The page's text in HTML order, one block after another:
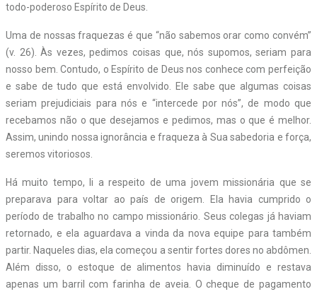
todo-poderoso Espírito de Deus.
Uma de nossas fraquezas é que “não sabemos orar como convém”
(v. 26). Às vezes, pedimos coisas que, nós supomos, seriam para
nosso bem. Contudo, o Espírito de Deus nos conhece com perfeição
e sabe de tudo que está envolvido. Ele sabe que algumas coisas
seriam prejudiciais para nós e “intercede por nós”, de modo que
recebamos não o que desejamos e pedimos, mas o que é melhor.
Assim, unindo nossa ignorância e fraqueza à Sua sabedoria e força,
seremos vitoriosos.
Há muito tempo, li a respeito de uma jovem missionária que se
preparava para voltar ao país de origem. Ela havia cumprido o
período de trabalho no campo missionário. Seus colegas já haviam
retornado, e ela aguardava a vinda da nova equipe para também
partir. Naqueles dias, ela começou a sentir fortes dores no abdômen.
Além disso, o estoque de alimentos havia diminuído e restava
apenas um barril com farinha de aveia. O cheque de pagamento